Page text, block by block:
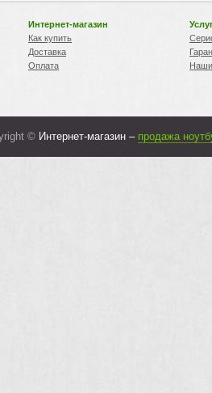
Интернет-магазин
Как купить
Доставка
Оплата
© Интернет-магазин – продажа